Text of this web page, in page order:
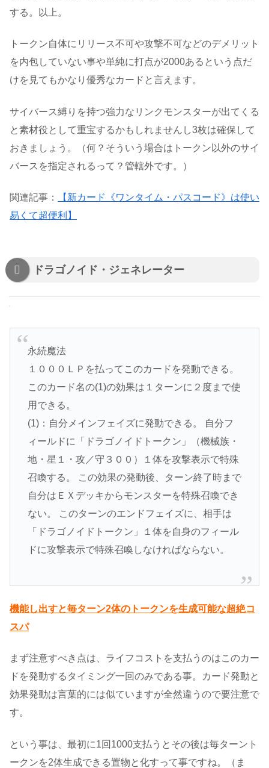
する。以上。
トークン自体にリリース不可や攻撃不可などのデメリット
を内包していない事や単純に打点が2000あるという点だ
けを見てもかなり優秀なカードと言えます。
サイバース縛りを持つ強力なリンクモンスターが出てくる
と素材役として重宝するかもしれませんし3枚は確保して
おきましょう。（何？そういう場合はトークン以外のサイ
バースを指定されるって？管轄外です。）
関連記事：
【新カード《ワンタイム・パスコード》は使い
易くて超便利】
ドラゴノイド・ジェネレーター
永続魔法
１０００ＬＰを払ってこのカードを発動できる。
このカード名の(1)の効果は１ターンに２度まで使
用できる。
(1)：自分メインフェイズに発動できる。 自分フ
ィールドに「ドラゴノイドトークン」（機械族・
地・星１・攻／守３００）１体を攻撃表示で特殊
召喚する。 この効果の発動後、ターン終了時まで
自分はＥＸデッキからモンスターを特殊召喚でき
ない。 このターンのエンドフェイズに、相手は
「ドラゴノイドトークン」１体を自身のフィール
ドに攻撃表示で特殊召喚しなければならない。
機能し出すと毎ターン2体のトークンを生成可能な超絶コ
スパ
まず注意すべき点は、ライフコストを支払うのはこのカー
ドを発動するタイミング一回のみである事。カード発動と
効果発動は言葉的には似ていますが全然違うので要注意で
す。
という事は、最初に1回1000支払うとその後は毎ターント
ークンを2体生成できる置物と化すって事ですね。（ま